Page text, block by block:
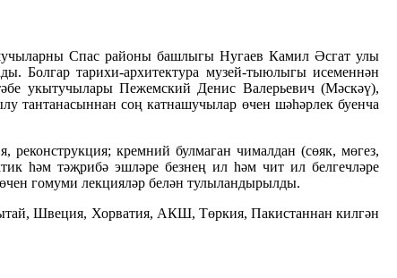
Спас районы башлыгы Нугаев Камил Әсгат улы
Болгар тарихи-архитектура музей-тыюлыгы исеменнән
укытучылары Пежемский Денис Валерьевич (Мәскәү),
соң катнашучылар өчен шәһәрлек буенча
реконструкция; кремний булмаган чималдан (сөяк, мөгез,
һәм тәҗрибә эшләре безнең ил һәм чит ил белгечләре
гомуми лекцияләр белән тулыландырылды.
Швеция, Хорватия, АКШ, Төркия, Пакистаннан килгән